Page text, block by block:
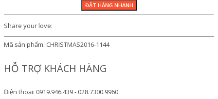
Share your love:
Mã sản phẩm: CHRISTMAS2016-1144
HỖ TRỢ KHÁCH HÀNG
Điện thoại: 0919.946.439 - 028.7300.9960